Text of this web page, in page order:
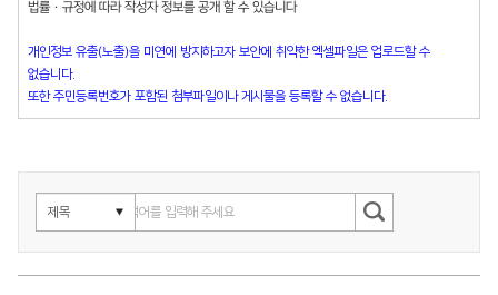
법률 · 규정에 따라 작성자 정보를 공개 할 수 있습니다
개인정보 유출(노출)을 미연에 방지하고자 보안에 취약한 엑셀파일은 업로드할 수
없습니다.
또한 주민등록번호가 포함된 첨부파일이나 게시물을 등록할 수 없습니다.